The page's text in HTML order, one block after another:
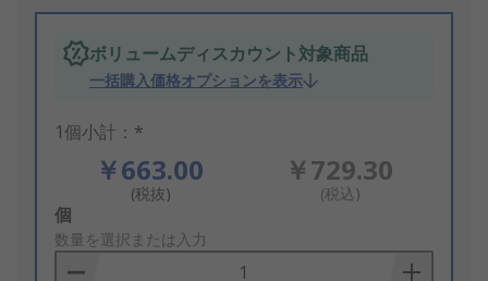
ボリュームディスカウント対象商品
一括購入価格オプションを表示
1個小計：*
￥663.00
(税抜)
￥729.30
(税込)
Add
to
Basket
個
数量を選択または入力